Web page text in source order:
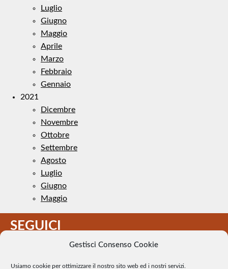
Gestisci Consenso Cookie
Usiamo cookie per ottimizzare il nostro sito web ed i nostri servizi.
Luglio
Giugno
Maggio
Aprile
Marzo
Febbraio
Gennaio
2021
Dicembre
Novembre
Ottobre
Settembre
Agosto
Luglio
Giugno
Maggio
SEGUICI